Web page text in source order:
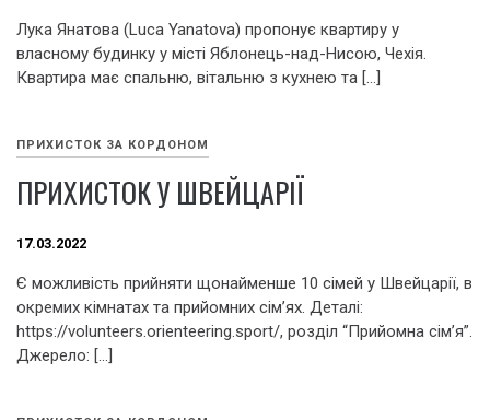
Лука Янатова (Luca Yanatova) пропонує квартиру у
власному будинку у місті Яблонець-над-Нисою, Чехія.
Квартира має спальню, вітальню з кухнею та […]
ПРИХИСТОК ЗА КОРДОНОМ
ПРИХИСТОК У ШВЕЙЦАРІЇ
17.03.2022
Є можливість прийняти щонайменше 10 сімей у Швейцарії, в
окремих кімнатах та прийомних сім’ях. Деталі:
https://volunteers.orienteering.sport/, розділ “Прийомна сім’я”.
Джерело: […]